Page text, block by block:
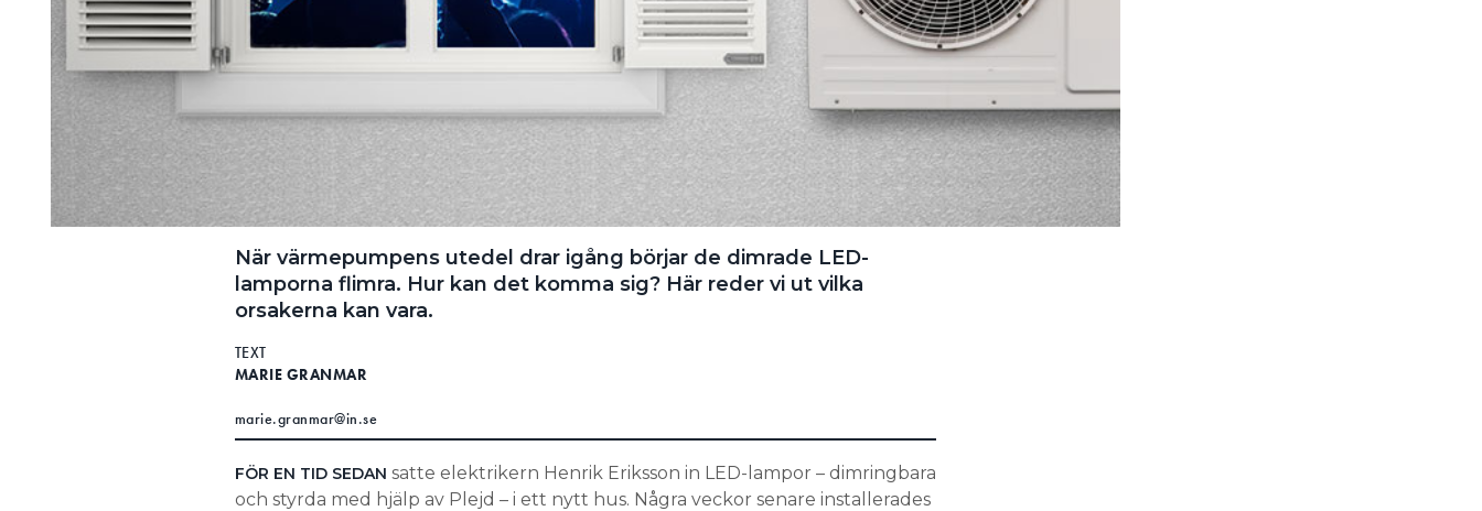
När värmepumpens utedel drar igång börjar de dimrade LED-
lamporna flimra. Hur kan det komma sig? Här reder vi ut vilka
orsakerna kan vara.
TEXT
MARIE GRANMAR
marie.granmar@in.se
FÖR EN TID SEDAN satte elektrikern Henrik Eriksson in LED-lampor – dimringbara
och styrda med hjälp av Plejd – i ett nytt hus. Några veckor senare installerades